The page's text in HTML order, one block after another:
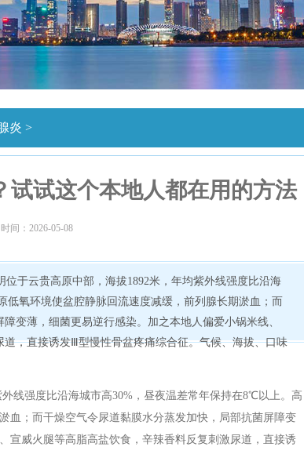
炎 >
试试这个本地人都在用的方法
时间：2026-05-08
位于云贵高原中部，海拔1892米，年均紫外线强度比沿海
氧环境使盆腔静脉回流速度减缓，前列腺长期淤血；而
变薄，细菌更易逆行感染。加之本地人偏爱小锅米线、
，直接诱发Ⅲ型慢性骨盆疼痛综合征。气候、海拔、口味
线强度比沿海城市高30%，昼夜温差常年保持在8℃以上。高
血；而干燥空气令尿道黏膜水分蒸发加快，局部抗菌屏障变
宣威火腿等高脂高盐饮食，辛辣香料反复刺激尿道，直接诱